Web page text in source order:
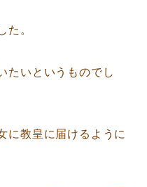
た。
たいというものでし
に教皇に届けるように